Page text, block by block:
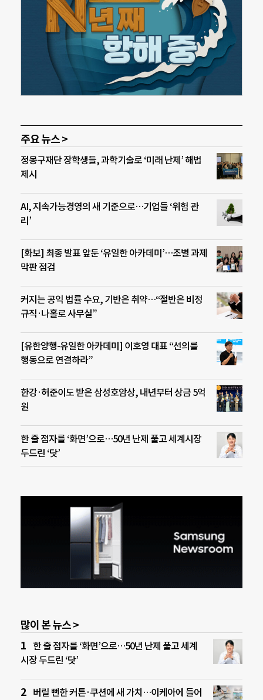
주요 뉴스 >
정몽구재단 장학생들, 과학기술로 ‘미래 난제’ 해법
제시
AI, 지속가능경영의 새 기준으로…기업들 ‘위험 관
리’
[화보] 최종 발표 앞둔 ‘유일한 아카데미’…조별 과제
막판 점검
커지는 공익 법률 수요, 기반은 취약…“절반은 비정
규직·나홀로 사무실”
[유한양행-유일한 아카데미] 이호영 대표 “선의를
행동으로 연결하라”
한강·허준이도 받은 삼성호암상, 내년부터 상금 5억
원
한 줄 점자를 ‘화면’으로…50년 난제 풀고 세계시장
두드린 ‘닷’
많이 본 뉴스 >
한 줄 점자를 ‘화면’으로…50년 난제 풀고 세계
시장 두드린 ‘닷’
버릴 뻔한 커튼·쿠션에 새 가치…이케아에 들어